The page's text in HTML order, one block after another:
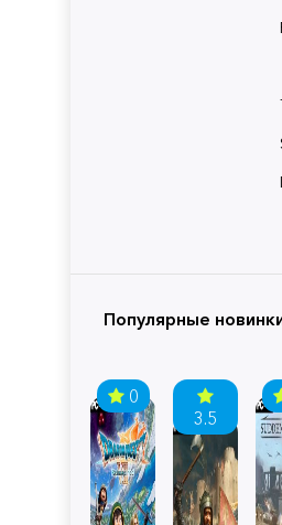
Популярные
0
3.5